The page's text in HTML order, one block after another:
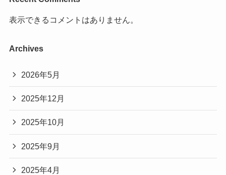
表示できるコメントはありません。
Archives
2026年5月
2025年12月
2025年10月
2025年9月
2025年4月